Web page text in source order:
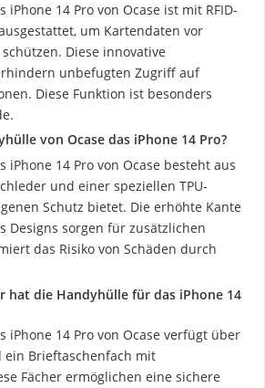
14 Pro von Ocase ist mit RFID-
um Kartendaten vor
Diese innovative
unbefugten Zugriff auf
Diese Funktion ist besonders
von Ocase das iPhone 14 Pro?
iPhone 14 Pro von Ocase besteht aus
und einer speziellen TPU-
Schutz bietet. Die erhöhte Kante
Designs sorgen für zusätzlichen
das Risiko von Schäden durch
hat die Handyhülle für das iPhone 14
iPhone 14 Pro von Ocase verfügt über
Brieftaschenfach mit
Fächer ermöglichen eine sichere